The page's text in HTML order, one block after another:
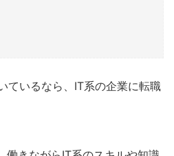
ているなら、IT系の企業に転職